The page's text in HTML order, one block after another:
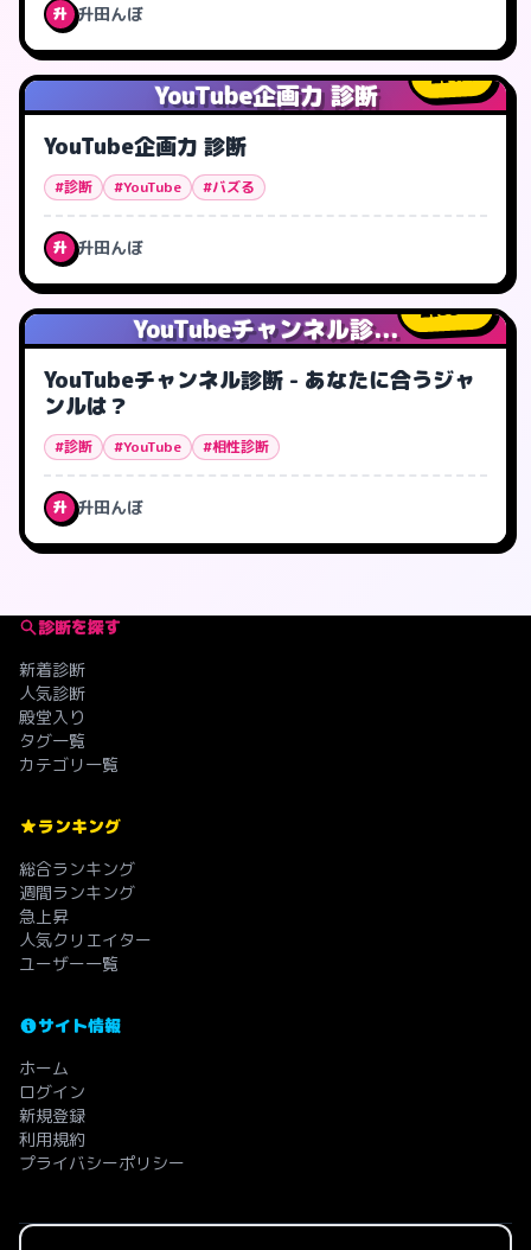
升 升田んぼ
YouTube企画力 診断
4人
YouTube企画力 診断
#診断 #YouTube #バズる
升 升田んぼ
YouTubeチャンネル診...
35人
YouTubeチャンネル診断 - あなたに合うジャ
ンルは？
#診断 #YouTube #相性診断
升 升田んぼ
診断を探す
新着診断
人気診断
殿堂入り
タグ一覧
カテゴリ一覧
ランキング
総合ランキング
週間ランキング
急上昇
人気クリエイター
ユーザー一覧
サイト情報
ホーム
ログイン
新規登録
利用規約
プライバシーポリシー